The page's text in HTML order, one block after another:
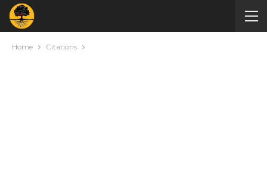
Home Citations